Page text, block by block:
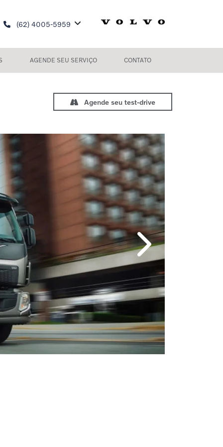
(62) 4005-5959
AGENDE SEU SERVIÇO CONTATO
Agende seu test-drive
Próximo